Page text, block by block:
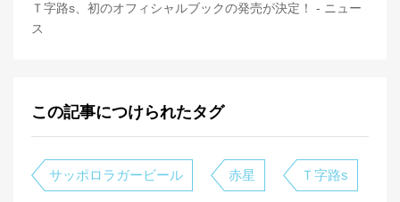
Ｔ字路s、初のオフィシャルブックの発売が決定！ - ニュー
ス
この記事につけられたタグ
サッポロラガービール 赤星 Ｔ字路s